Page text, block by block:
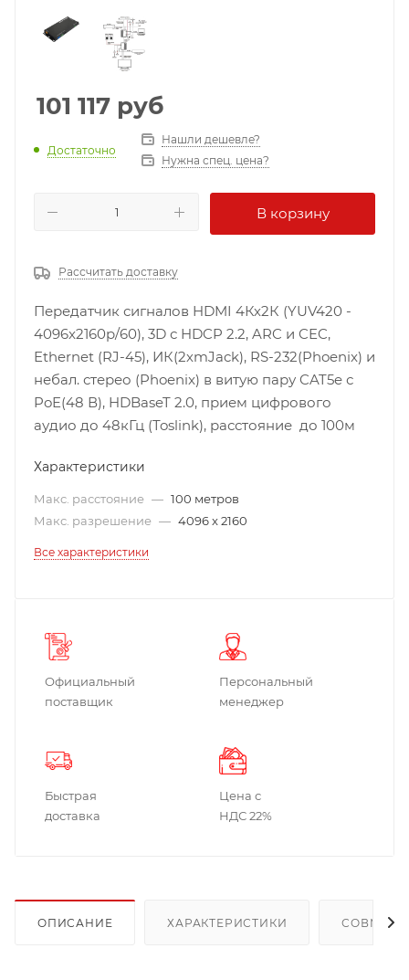
101 117 руб
Достаточно
Нашли дешевле?
Нужна спец. цена?
В корзину
Рассчитать доставку
Передатчик сигналов HDMI 4Кх2К (YUV420 -
4096x2160p/60), 3D с HDCP 2.2, ARC и CEC,
Ethernet (RJ-45), ИК(2хmJack), RS-232(Phoenix) и
небал. стерео (Phoenix) в витую пару CAT5e с
PoE(48 В), HDBaseT 2.0, прием цифрового
аудио до 48кГц (Toslink), расстояние до 100м
Характеристики
Макс. расстояние — 100 метров
Макс. разрешение — 4096 x 2160
Все характеристики
Официальный
поставщик
Персональный
менеджер
Быстрая
доставка
Цена с
НДС 22%
ОПИСАНИЕ ХАРАКТЕРИСТИКИ